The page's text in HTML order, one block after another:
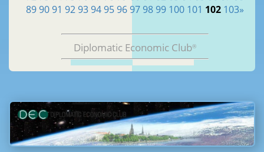
899091 929394959697 98 99 100 101 102 103»
Diplomatic Economic Club®